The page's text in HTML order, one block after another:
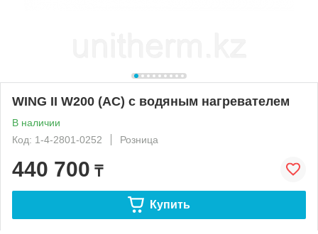
WING II W200 (AC) с водяным нагревателем
В наличии
Код: 1-4-2801-0252
Розница
440 700 ₸
Купить